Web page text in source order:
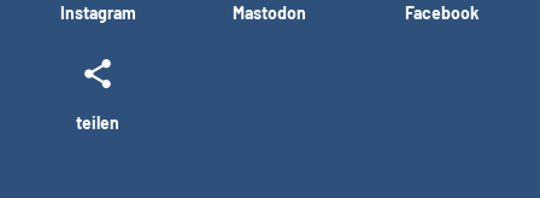
Instagram Mastodon Facebook
teilen